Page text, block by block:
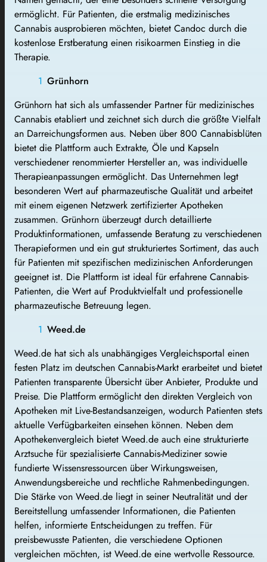
ermöglicht. Für Patienten, die erstmalig medizinisches
Cannabis ausprobieren möchten, bietet Candoc durch die
kostenlose Erstberatung einen risikoarmen Einstieg in die
Therapie.
Grünhorn
Grünhorn hat sich als umfassender Partner für medizinisches
Cannabis etabliert und zeichnet sich durch die größte Vielfalt
an Darreichungsformen aus. Neben über 800 Cannabisblüten
bietet die Plattform auch Extrakte, Öle und Kapseln
verschiedener renommierter Hersteller an, was individuelle
Therapieanpassungen ermöglicht. Das Unternehmen legt
besonderen Wert auf pharmazeutische Qualität und arbeitet
mit einem eigenen Netzwerk zertifizierter Apotheken
zusammen. Grünhorn überzeugt durch detaillierte
Produktinformationen, umfassende Beratung zu verschiedenen
Therapieformen und ein gut strukturiertes Sortiment, das auch
für Patienten mit spezifischen medizinischen Anforderungen
geeignet ist. Die Plattform ist ideal für erfahrene Cannabis-
Patienten, die Wert auf Produktvielfalt und professionelle
pharmazeutische Betreuung legen.
Weed.de
Weed.de hat sich als unabhängiges Vergleichsportal einen
festen Platz im deutschen Cannabis-Markt erarbeitet und bietet
Patienten transparente Übersicht über Anbieter, Produkte und
Preise. Die Plattform ermöglicht den direkten Vergleich von
Apotheken mit Live-Bestandsanzeigen, wodurch Patienten stets
aktuelle Verfügbarkeiten einsehen können. Neben dem
Apothekenvergleich bietet Weed.de auch eine strukturierte
Arztsuche für spezialisierte Cannabis-Mediziner sowie
fundierte Wissensressourcen über Wirkungsweisen,
Anwendungsbereiche und rechtliche Rahmenbedingungen.
Die Stärke von Weed.de liegt in seiner Neutralität und der
Bereitstellung umfassender Informationen, die Patienten
helfen, informierte Entscheidungen zu treffen. Für
preisbewusste Patienten, die verschiedene Optionen
vergleichen möchten, ist Weed.de eine wertvolle Ressource.